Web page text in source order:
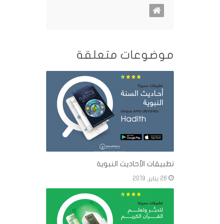
موضوعات متعلقة
تطبيقات الأحاديث النبوية